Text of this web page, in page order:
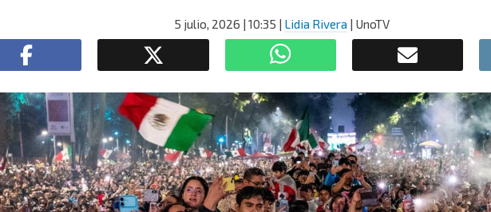
5 julio, 2026 | 10:35 | Lidia Rivera | UnoTV